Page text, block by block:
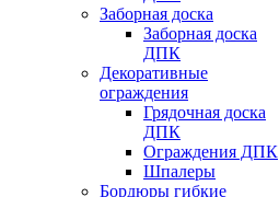
Заборная доска
Заборная доска
ДПК
Декоративные
ограждения
Грядочная доска
ДПК
Ограждения ДПК
Шпалеры
Бордюры гибкие